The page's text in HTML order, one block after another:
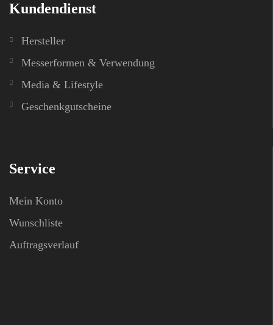
Kundendienst
Hersteller
Messerformen & Verwendung
Media & Lifestyle
Geschenkgutscheine
Service
Mein Konto
Wunschliste
Auftragsverlauf